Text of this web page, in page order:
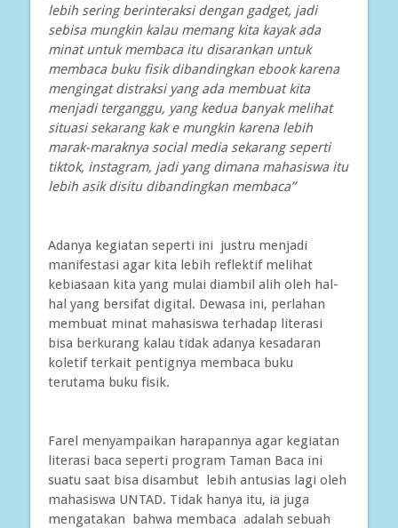
lebih sering berinteraksi dengan gadget, jadi
sebisa mungkin kalau memang kita kayak ada
minat untuk membaca itu disarankan untuk
membaca buku fisik dibandingkan ebook karena
mengingat distraksi yang ada membuat kita
menjadi terganggu, yang kedua banyak melihat
situasi sekarang kak e mungkin karena lebih
marak-maraknya social media sekarang seperti
tiktok, instagram, jadi yang dimana mahasiswa itu
lebih asik disitu dibandingkan membaca”
Adanya kegiatan seperti ini justru menjadi
manifestasi agar kita lebih reflektif melihat
kebiasaan kita yang mulai diambil alih oleh hal-
hal yang bersifat digital. Dewasa ini, perlahan
membuat minat mahasiswa terhadap literasi
bisa berkurang kalau tidak adanya kesadaran
koletif terkait pentignya membaca buku
terutama buku fisik.
Farel menyampaikan harapannya agar kegiatan
literasi baca seperti program Taman Baca ini
suatu saat bisa disambut lebih antusias lagi oleh
mahasiswa UNTAD. Tidak hanya itu, ia juga
mengatakan bahwa membaca adalah sebuah